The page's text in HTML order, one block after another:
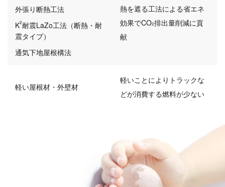
外張り断熱工法
K2耐震LaZo工法 （断熱・耐
震タイプ）
通気下地屋根構法
熱を遮る工法による省エネ
効果でCO2排出量削減に貢
献
軽い屋根材・外壁材
軽いことによりトラックな
どが消費する燃料が少ない